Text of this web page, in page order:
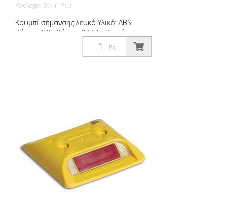
Package: Stk. (1Pc.)
Κουμπί σήμανσης λευκό Υλικό: ΑΒS
Βάρος: ABS: βάρος: 0,11 kg 2 οπές για
βίδες Χωρίς υλικό στερέωσης Για εύκολη
οριοθέτηση χώρων στάθμευσης ή χώρων
Pc.